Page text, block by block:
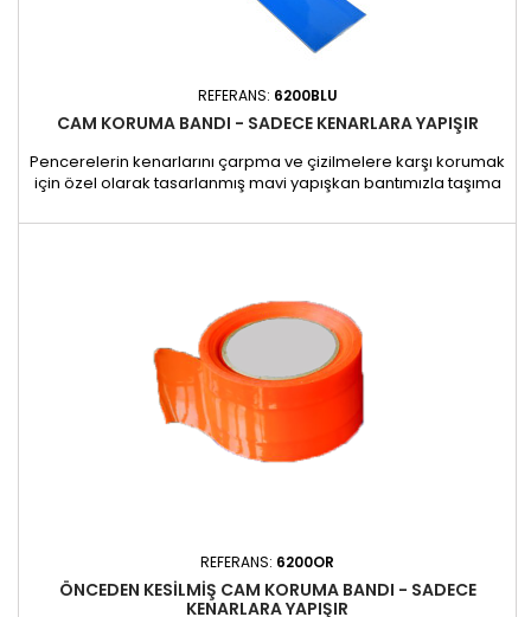
REFERANS: 6200BLU
CAM KORUMA BANDI - SADECE KENARLARA YAPIŞIR
Pencerelerin kenarlarını çarpma ve çizilmelere karşı korumak
için özel olarak tasarlanmış mavi yapışkan bantımızla taşıma
içermeyen orta şeridi sayesinde, kavisli camlara bile
REFERANS: 6200OR
ÖNCEDEN KESILMIŞ CAM KORUMA BANDI - SADECE
KENARLARA YAPIŞIR